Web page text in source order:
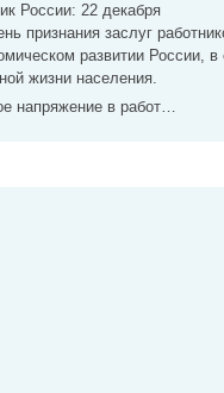
России: 22 декабря
признания заслуг
развитии России, в
жизни населения.
напряжение в работ…